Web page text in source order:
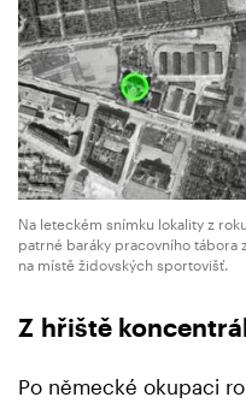
Na leteckém snímku lokality z
patrné baráky pracovního tábora
na místě židovských sportovišť.
Z hřiště
Po německé okupaci